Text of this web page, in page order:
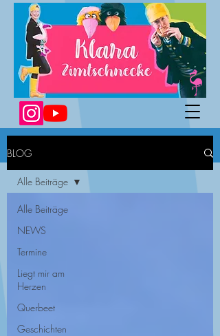
BLOG
Alle Beiträge
NEWS
Termine
Liegt mir am
Herzen
Querbeet
Geschichten
Alle Beiträge